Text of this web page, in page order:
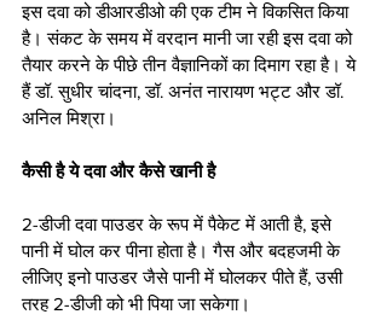
इस दवा को डीआरडीओ की एक टीम ने विकसित किया
है। संकट के समय में वरदान मानी जा रही इस दवा को
तैयार करने के पीछे तीन वैज्ञानिकों का दिमाग रहा है। ये
हैं डॉ. सुधीर चांदना, डॉ. अनंत नारायण भट्ट और डॉ.
अनिल मिश्रा।
कैसी है ये दवा और कैसे खानी है
2-डीजी दवा पाउडर के रूप में पैकेट में आती है, इसे
पानी में घोल कर पीना होता है। गैस और बदहजमी के
लीजिए इनो पाउडर जैसे पानी में घोलकर पीते हैं, उसी
तरह 2-डीजी को भी पिया जा सकेगा।